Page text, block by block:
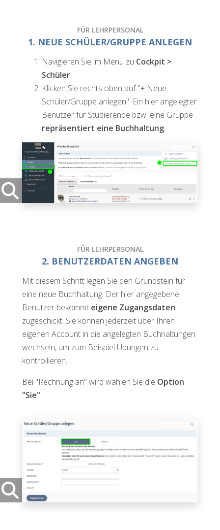
FÜR LEHRPERSONAL
1. NEUE SCHÜLER/GRUPPE ANLEGEN
Navigieren Sie im Menü zu Cockpit >
Schüler.
Klicken Sie rechts oben auf "+ Neue
Schüler/Gruppe anlegen". Ein hier angelegter
Benutzer für Studierende bzw. eine Gruppe
repräsentiert eine Buchhaltung.
FÜR LEHRPERSONAL
2. BENUTZERDATEN ANGEBEN
Mit diesem Schritt legen Sie den Grundstein für
eine neue Buchhaltung. Der hier angegebene
Benutzer bekommt eigene Zugangsdaten
zugeschickt. Sie können jederzeit über Ihren
eigenen Account in die angelegten Buchhaltungen
wechseln, um zum Beispiel Übungen zu
kontrollieren.
Bei "Rechnung an" wird wählen Sie die Option
"Sie".